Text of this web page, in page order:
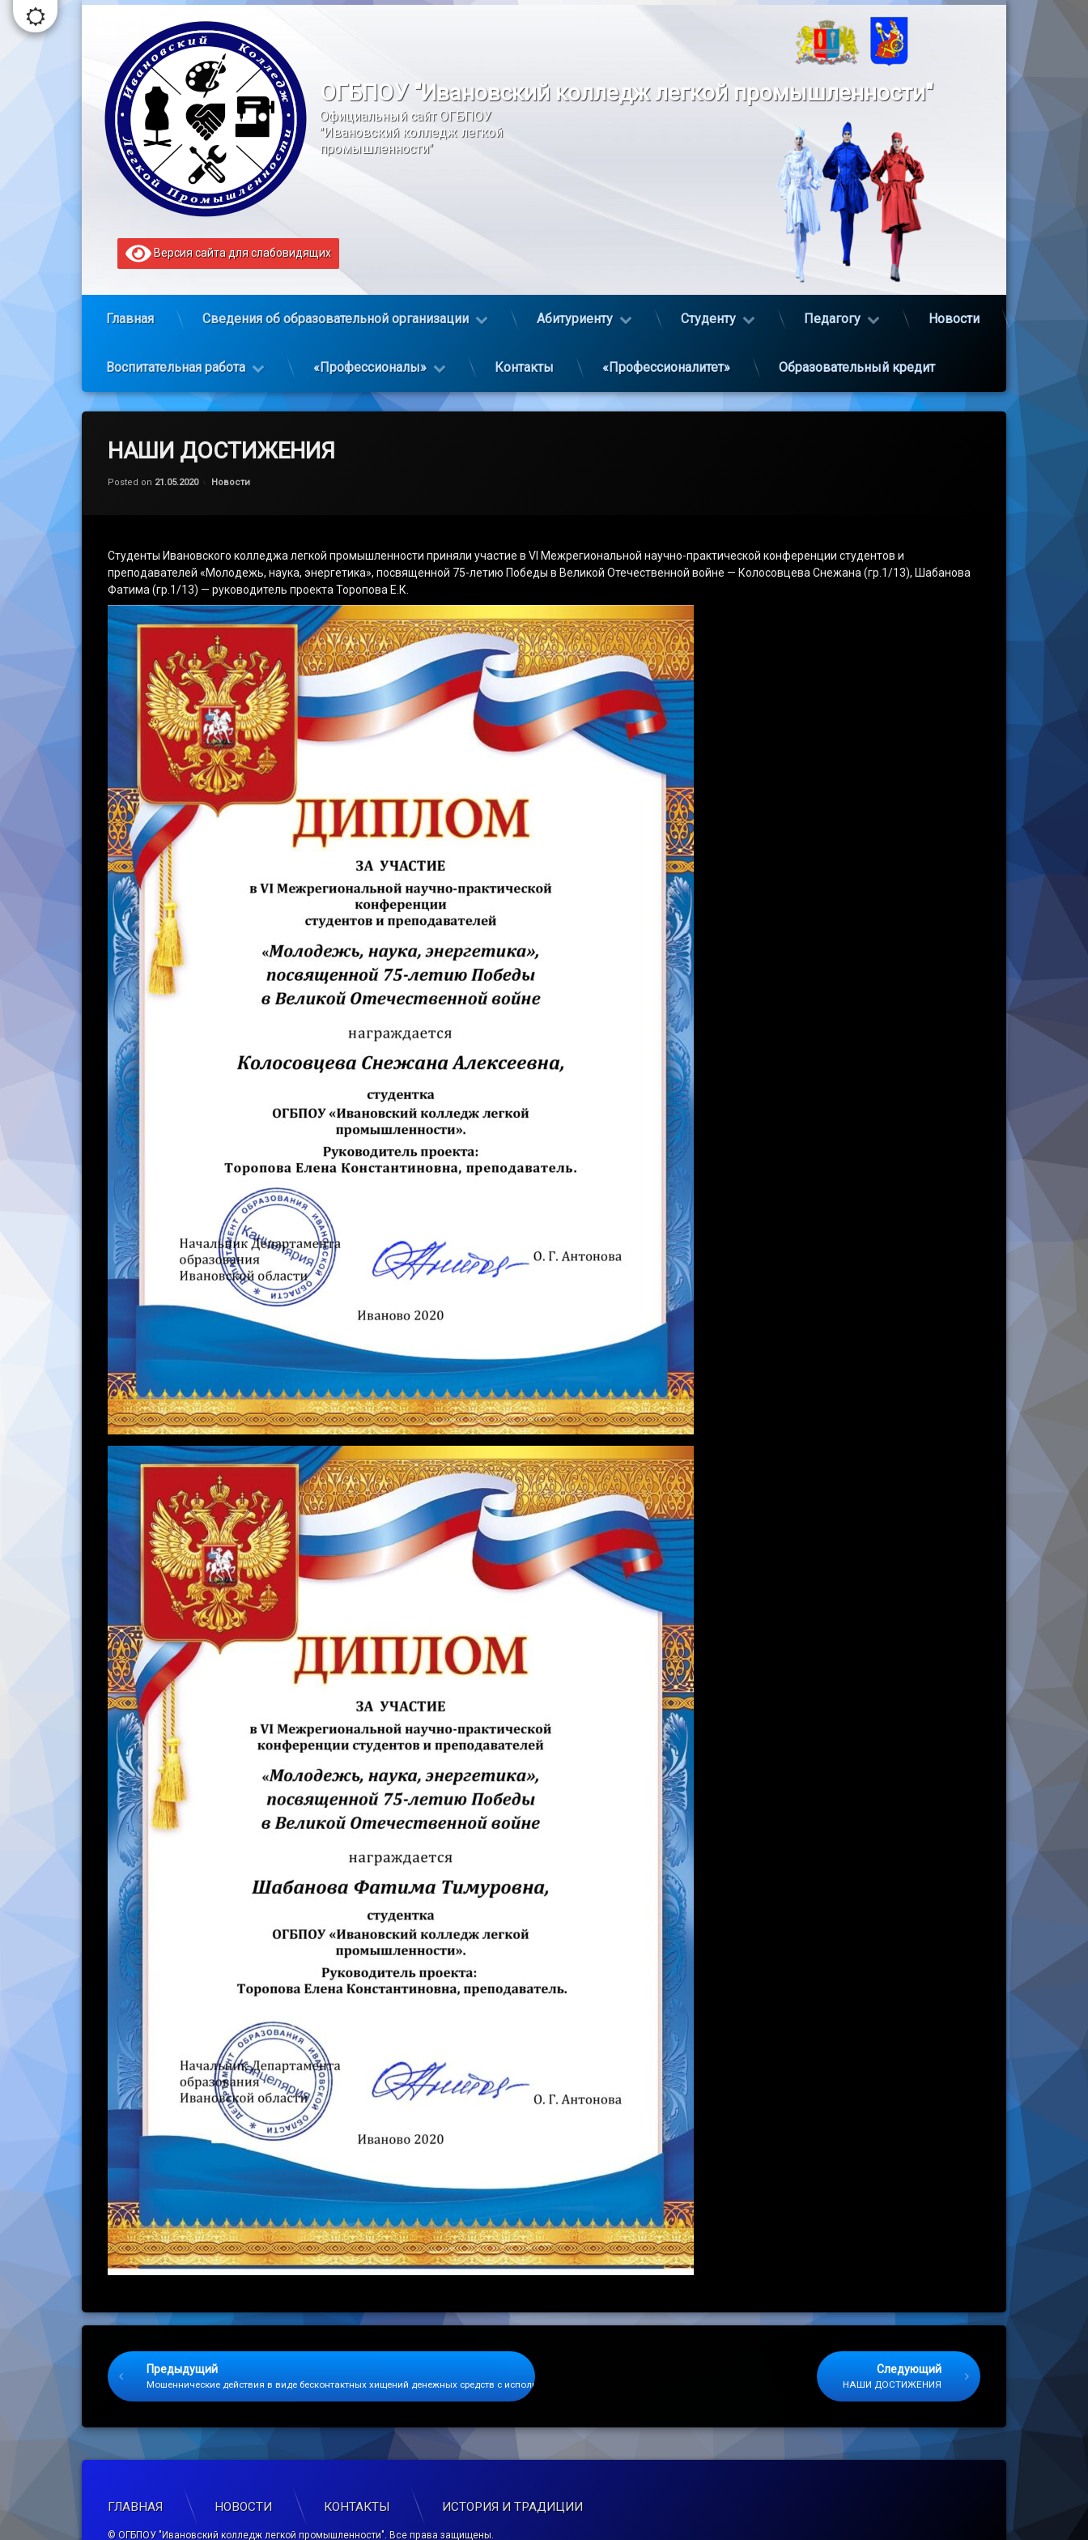
Перейти
содержимому
ОГБПОУ "Ивановский колледж легкой промышленности"
Официальный сайт ОГБПОУ
"Ивановский колледж легкой
промышленности"
Версия сайта для слабовидящих
Главная Сведения об образовательной организации Абитуриенту Студенту Педагогу Новости
Воспитательная работа «Профессионалы» Контакты «Профессионалитет» Образовательный кредит
НАШИ ДОСТИЖЕНИЯ
Posted on 21.05.2020
Обновлено на
by
Категории:
Новости
Студенты Ивановского колледжа легкой промышленности приняли участие в VI Межрегиональной научно-практической конференции студентов и
преподавателей «Молодежь, наука, энергетика», посвященной 75-летию Победы в Великой Отечественной войне — Колосовцева Снежана (гр.1/13), Шабанова
Фатима (гр.1/13) — руководитель проекта Торопова Е.К.
Keep Reading
Предыдущий
Мошеннические действия в виде бесконтактных хищений денежных средств с использованием сети Интернет и средств мобильной связи
Следующий
НАШИ ДОСТИЖЕНИЯ
ГЛАВНАЯ НОВОСТИ КОНТАКТЫ ИСТОРИЯ И ТРАДИЦИИ
© ОГБПОУ "Ивановский колледж легкой промышленности". Все права защищены.